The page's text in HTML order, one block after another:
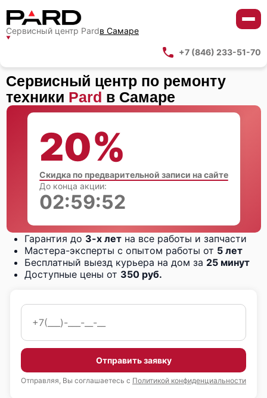
Сервисный центр Pardв Самаре
+7 (846) 233-51-70
Сервисный центр по ремонту
техники Pard в Самаре
Гарантия до 3-х лет на все работы и запчасти
Мастера-эксперты с опытом работы от 5 лет
Бесплатный выезд курьера на дом за 25 минут
Доступные цены от 350 руб.
Отправить заявку
Отправляя, Вы соглашаетесь с Политикой конфиденциальности
20%
Скидка по предварительной записи на сайте
До конца акции:
02:59:51